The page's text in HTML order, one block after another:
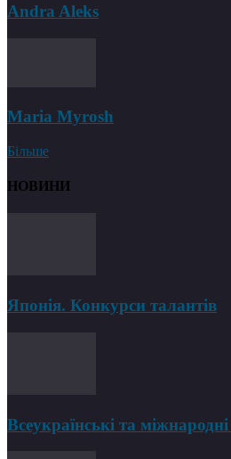
Andra Aleks
Maria Myrosh
Більше
НОВИНИ
Японія. Конкурси талантів
Всеукраїнські та